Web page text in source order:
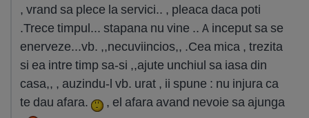
, vrand sa plece la servici.. , pleaca daca poti
.Trece timpul... stapana nu vine .. A inceput sa se
enerveze...vb. ,,necuviincios,, .Cea mica , trezita
si ea intre timp sa-si ,,ajute unchiul sa iasa din
casa,, , auzindu-l vb. urat , ii spune : nu injura ca
te dau afara.
, el afara avand nevoie sa ajunga